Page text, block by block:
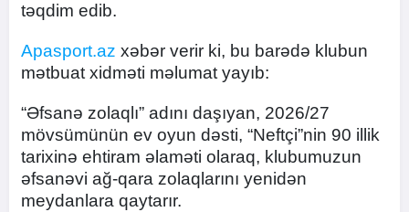
təqdim edib.
Apasport.az xəbər verir ki, bu barədə klubun
mətbuat xidməti məlumat yayıb:
“Əfsanə zolaqlı” adını daşıyan, 2026/27
mövsümünün ev oyun dəsti, “Neftçi”nin 90 illik
tarixinə ehtiram əlaməti olaraq, klubumuzun
əfsanəvi ağ-qara zolaqlarını yenidən
meydanlara qaytarır.